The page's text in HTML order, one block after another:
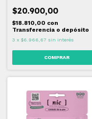
$20.900,00
$18.810,00 con
Transferencia o depósito
3 x $6.966,67 sin interés